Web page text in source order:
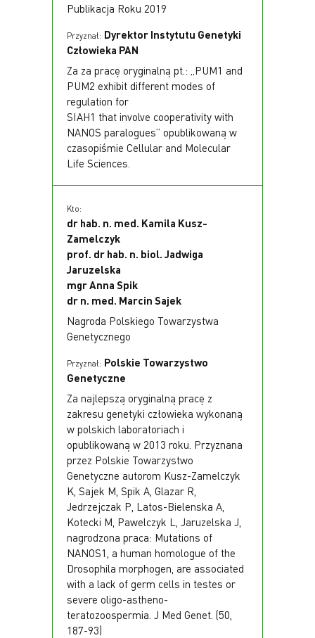
Publikacja Roku 2019
Przyznał: Dyrektor Instytutu Genetyki
Człowieka PAN
Za za pracę oryginalną pt.: „PUM1 and
PUM2 exhibit different modes of
regulation for
SIAH1 that involve cooperativity with
NANOS paralogues” opublikowaną w
czasopiśmie Cellular and Molecular
Life Sciences.
Kto:
dr hab. n. med. Kamila Kusz-
Zamelczyk
prof. dr hab. n. biol. Jadwiga
Jaruzelska
mgr Anna Spik
dr n. med. Marcin Sajek
Nagroda Polskiego Towarzystwa
Genetycznego
Przyznał: Polskie Towarzystwo
Genetyczne
Za najlepszą oryginalną pracę z
zakresu genetyki człowieka wykonaną
w polskich laboratoriach i
opublikowaną w 2013 roku. Przyznana
przez Polskie Towarzystwo
Genetyczne autorom Kusz-Zamelczyk
K, Sajek M, Spik A, Glazar R,
Jedrzejczak P, Latos-Bielenska A,
Kotecki M, Pawelczyk L, Jaruzelska J,
nagrodzona praca: Mutations of
NANOS1, a human homologue of the
Drosophila morphogen, are associated
with a lack of germ cells in testes or
severe oligo-astheno-
teratozoospermia. J Med Genet. (50,
187-93)